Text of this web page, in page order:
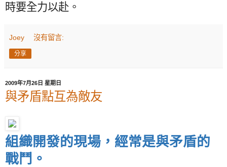
時要全力以赴。
Joey 沒有留言:
分享
2009年7月26日 星期日
與矛盾點互為敵友
組織開發的現場，經常是與矛盾的
戰鬥。